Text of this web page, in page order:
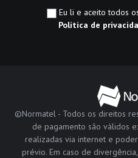
Eu li e aceito todos
Política de
©Normatel - Todos os direitos
de pagamento são válidos
realizadas via internet e
prévio. Em caso de